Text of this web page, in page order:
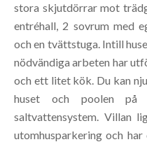
stora skjutdörrar mot
entréhall, 2 sovrum med
och en tvättstuga. Intill
nödvändiga arbeten har
och ett litet kök. Du kan
huset och poolen
saltvattensystem. Villan
utomhusparkering och